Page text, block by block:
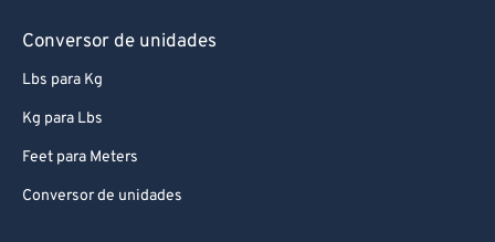
Conversor de unidades
Lbs para Kg
Kg para Lbs
Feet para Meters
Conversor de unidades